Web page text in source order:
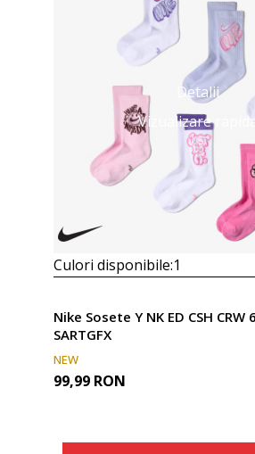
Detalii
Vizualizare
Culori disponibile:1
Nike Sosete Y NK ED CSH CRW
SARTGFX
NEW
99,99 RON